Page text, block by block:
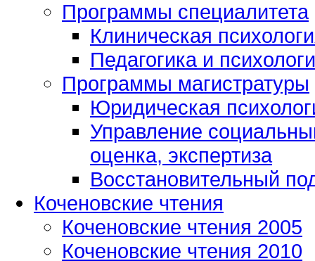
Программы специалитета
Клиническая
Педагогика и
Программы магистратуры
Юридическая
Управление
оценка, экспертиза
Восстановительный
Коченовские чтения
Коченовские чтения 2005
Коченовские чтения 2010